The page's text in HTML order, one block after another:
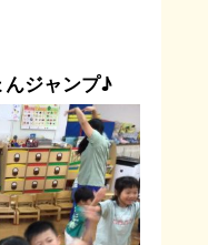
んジャンプ♪